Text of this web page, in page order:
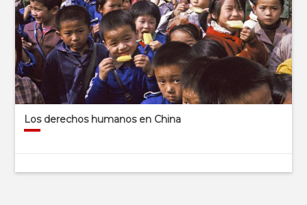
Los derechos humanos en China